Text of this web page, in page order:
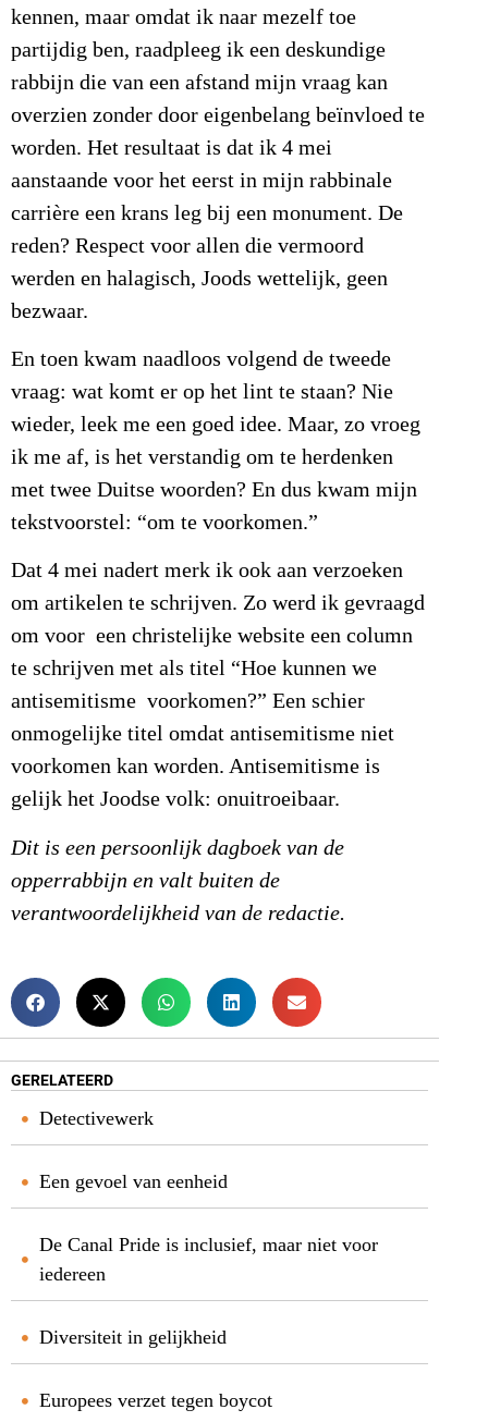
kennen, maar omdat ik naar mezelf toe
partijdig ben, raadpleeg ik een deskundige
rabbijn die van een afstand mijn vraag kan
overzien zonder door eigenbelang beïnvloed te
worden. Het resultaat is dat ik 4 mei
aanstaande voor het eerst in mijn rabbinale
carrière een krans leg bij een monument. De
reden? Respect voor allen die vermoord
werden en halagisch, Joods wettelijk, geen
bezwaar.
En toen kwam naadloos volgend de tweede
vraag: wat komt er op het lint te staan? Nie
wieder, leek me een goed idee. Maar, zo vroeg
ik me af, is het verstandig om te herdenken
met twee Duitse woorden? En dus kwam mijn
tekstvoorstel: “om te voorkomen.”
Dat 4 mei nadert merk ik ook aan verzoeken
om artikelen te schrijven. Zo werd ik gevraagd
om voor een christelijke website een column
te schrijven met als titel “Hoe kunnen we
antisemitisme voorkomen?” Een schier
onmogelijke titel omdat antisemitisme niet
voorkomen kan worden. Antisemitisme is
gelijk het Joodse volk: onuitroeibaar.
Dit is een persoonlijk dagboek van de
opperrabbijn en valt buiten de
verantwoordelijkheid van de redactie.
GERELATEERD
Detectivewerk
Een gevoel van eenheid
De Canal Pride is inclusief, maar niet voor
iedereen
Diversiteit in gelijkheid
Europees verzet tegen boycot